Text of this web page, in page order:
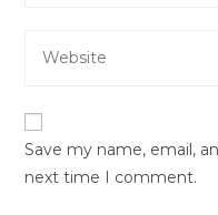
comment
address
URL
(optional)
Save my name, email,
next time I comment.